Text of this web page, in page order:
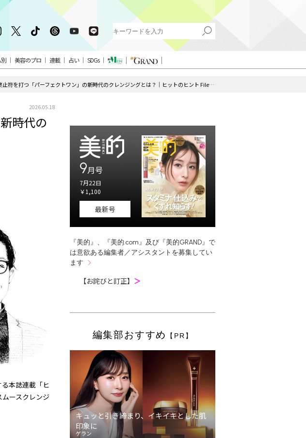
美容のプロ 連載 占い SDGs
毛穴悩みに終止符を打つ「パーフェクトワン」の新時代のクレンジングとは？｜ヒットのヒント File.14
2026.05.18
時代の
本誌連載「ヒ
ースクレンジ
9月号
7月22日
￥1,100
最新号
『美的』、『美的.com』及び『美的GRAND』で
は意欲ある編集者／アシスタントを募集してい
ます
【お詫びと訂正】 ＞
編集部おすすめ 【PR】
キュッと引き締まり、イキイキとした肌
印象に
ゲラン